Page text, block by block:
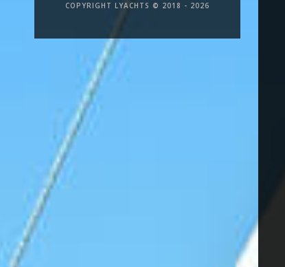
COPYRIGHT LYACHTS © 2018 - 2026